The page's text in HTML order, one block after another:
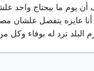
يوم ما بيحتاج واحد
عايزه يتفصل علشان
البلد ترد له بوفاء وكل